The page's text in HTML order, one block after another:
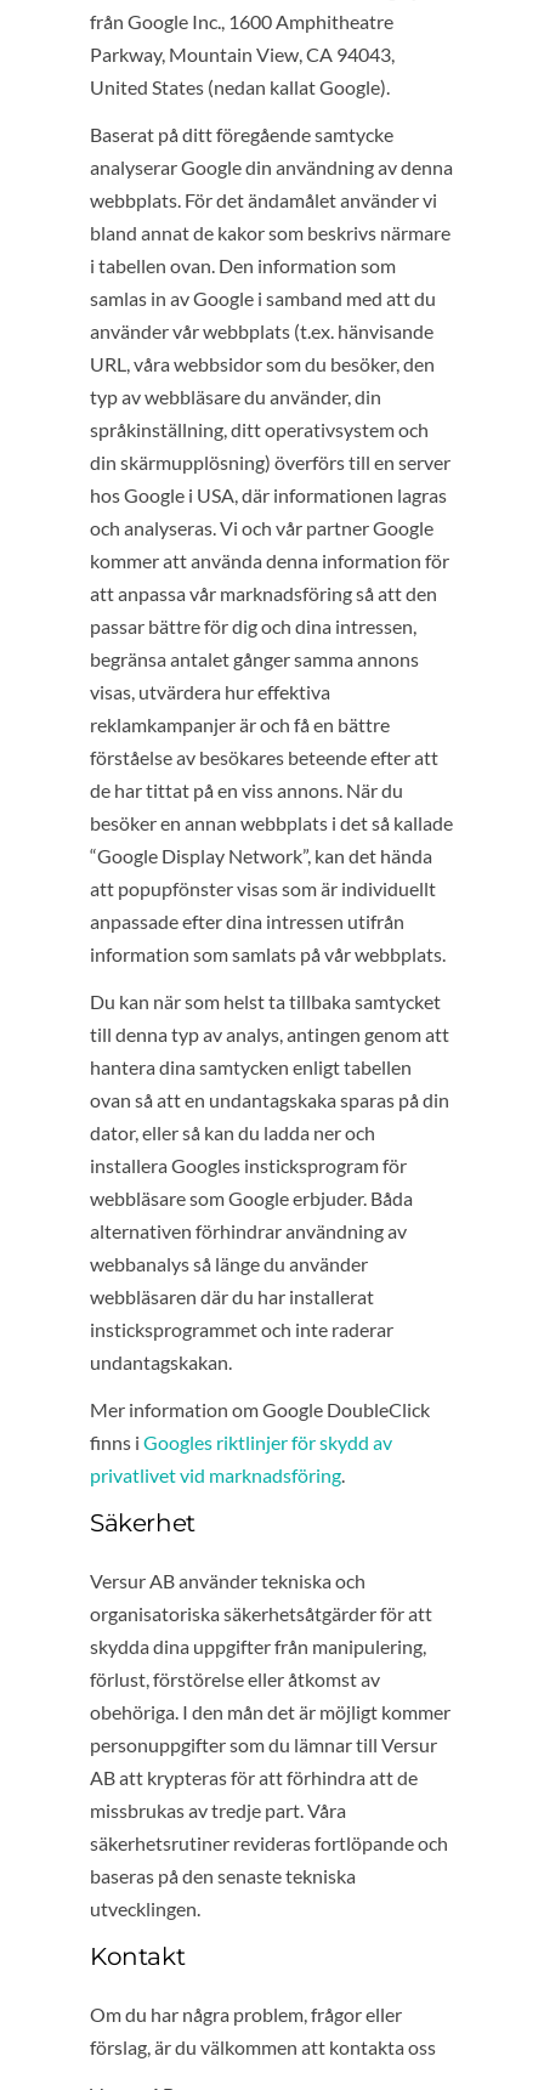
från Google Inc., 1600 Amphitheatre
Parkway, Mountain View, CA 94043,
United States (nedan kallat Google).
Baserat på ditt föregående samtycke
analyserar Google din användning av denna
webbplats. För det ändamålet använder vi
bland annat de kakor som beskrivs närmare
i tabellen ovan. Den information som
samlas in av Google i samband med att du
använder vår webbplats (t.ex. hänvisande
URL, våra webbsidor som du besöker, den
typ av webbläsare du använder, din
språkinställning, ditt operativsystem och
din skärmupplösning) överförs till en server
hos Google i USA, där informationen lagras
och analyseras. Vi och vår partner Google
kommer att använda denna information för
att anpassa vår marknadsföring så att den
passar bättre för dig och dina intressen,
begränsa antalet gånger samma annons
visas, utvärdera hur effektiva
reklamkampanjer är och få en bättre
förståelse av besökares beteende efter att
de har tittat på en viss annons. När du
besöker en annan webbplats i det så kallade
“Google Display Network”, kan det hända
att popupfönster visas som är individuellt
anpassade efter dina intressen utifrån
information som samlats på vår webbplats.
Du kan när som helst ta tillbaka samtycket
till denna typ av analys, antingen genom att
hantera dina samtycken enligt tabellen
ovan så att en undantagskaka sparas på din
dator, eller så kan du ladda ner och
installera Googles insticksprogram för
webbläsare som Google erbjuder. Båda
alternativen förhindrar användning av
webbanalys så länge du använder
webbläsaren där du har installerat
insticksprogrammet och inte raderar
undantagskakan.
Mer information om Google DoubleClick
finns i Googles riktlinjer för skydd av
privatlivet vid marknadsföring.
Säkerhet
Versur AB använder tekniska och
organisatoriska säkerhetsåtgärder för att
skydda dina uppgifter från manipulering,
förlust, förstörelse eller åtkomst av
obehöriga. I den mån det är möjligt kommer
personuppgifter som du lämnar till Versur
AB att krypteras för att förhindra att de
missbrukas av tredje part. Våra
säkerhetsrutiner revideras fortlöpande och
baseras på den senaste tekniska
utvecklingen.
Kontakt
Om du har några problem, frågor eller
förslag, är du välkommen att kontakta oss